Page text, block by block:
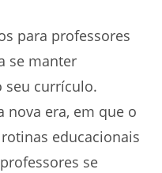
para professores
se manter
seu currículo.
nova era, em que o
educacionais
se